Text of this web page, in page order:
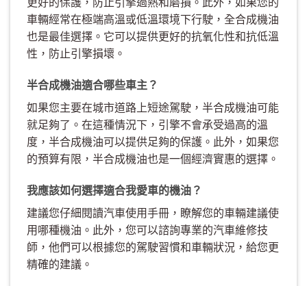
車輛經常在極端高溫或低溫環境下行駛，全合成機油
也是最佳選擇。它可以提供更好的抗氧化性和抗低溫
性，防止引擎損壞。
半合成機油適合哪些車主？
如果您主要在城市道路上短途駕駛，半合成機油可能
就足夠了。在這種情況下，引擎不會承受過高的溫
度，半合成機油可以提供足夠的保護。此外，如果您
的預算有限，半合成機油也是一個經濟實惠的選擇。
我應該如何選擇適合我愛車的機油？
建議您仔細閱讀汽車使用手冊，瞭解您的車輛建議使
用哪種機油。此外，您可以諮詢專業的汽車維修技
師，他們可以根據您的駕駛習慣和車輛狀況，給您更
精確的建議。